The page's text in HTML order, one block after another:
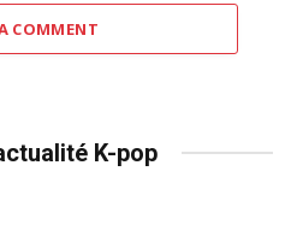
COMMENT
K-pop